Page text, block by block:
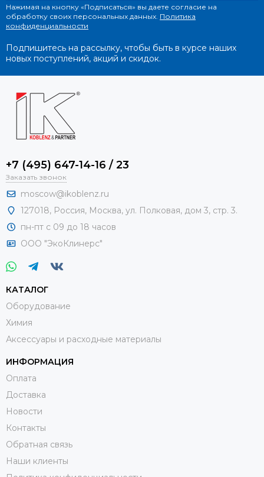
Нажимая на кнопку «Подписаться» вы даете согласие на
обработку своих персональных данных. Политика
конфиденциальности
Подпишитесь на рассылку, чтобы быть в курсе наших
новых поступлений, акций и скидок.
+7 (495) 647-14-16 / 23
Заказать звонок
moscow@ikoblenz.ru
127018, Россия, Москва, ул. Полковая, дом 3, стр. 3.
пн-пт с 09 до 18 часов
ООО "ЭкоКлинерс"
КАТАЛОГ
Оборудование
Химия
Аксессуары и расходные материалы
ИНФОРМАЦИЯ
Оплата
Доставка
Новости
Контакты
Обратная связь
Наши клиенты